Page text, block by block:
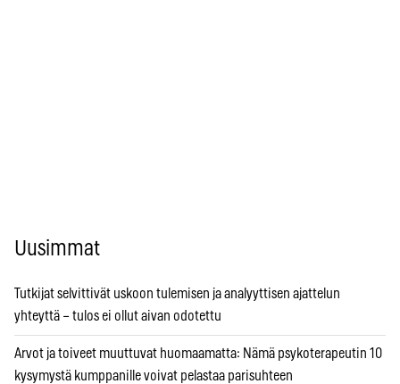
Uusimmat
Tutkijat selvittivät uskoon tulemisen ja analyyttisen ajattelun
yhteyttä – tulos ei ollut aivan odotettu
Arvot ja toiveet muuttuvat huomaamatta: Nämä psykoterapeutin 10
kysymystä kumppanille voivat pelastaa parisuhteen